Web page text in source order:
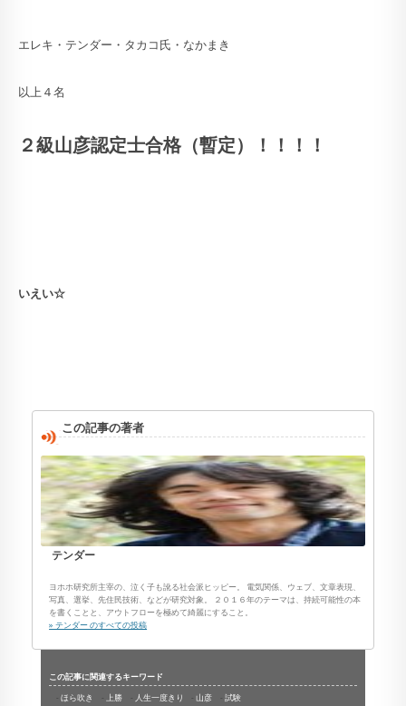
エレキ・テンダー・タカコ氏・なかまき
以上４名
２級山彦認定士合格（暫定）！！！！
いえい☆
この記事の著者
テンダー
ヨホホ研究所主宰の、泣く子も訛る社会派ヒッピー。 電気関係、ウェブ、文章表現、
写真、選挙、先住民技術、などが研究対象。 ２０１６年のテーマは、持続可能性の本
を書くことと、アウトフローを極めて綺麗にすること。
» テンダー のすべての投稿
この記事に関連するキーワード
ほら吹き
上勝 人生一度きり 山彦 試験